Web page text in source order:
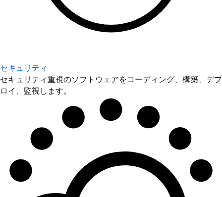
セキュリティ
セキュリティ重視のソフトウェアをコーディング、構築、デプ
ロイ、監視します。